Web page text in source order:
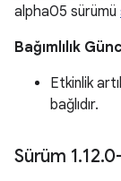
alpha05 sürümü
Bağımlılık
Etkinlik
bağlıdır.
Sürüm 1.12.